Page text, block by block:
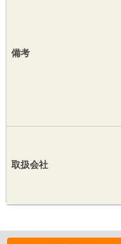
備考
取扱会社